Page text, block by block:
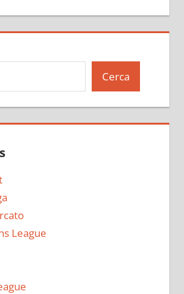
Cerca
League